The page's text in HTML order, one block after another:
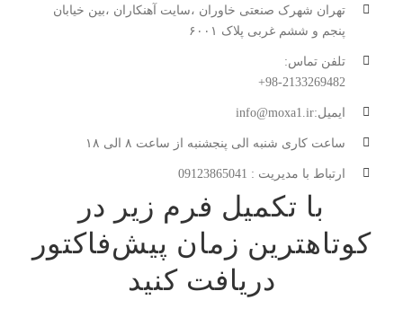
تهران شهرک صنعتی خاوران ،سایت آهنکاران ،بین خیابان
پنجم و ششم غربی پلاک ۶۰۰۱
تلفن تماس:
98-2133269482+
ایمیل:info@moxa1.ir
ساعت کاری شنبه الی پنجشنبه از ساعت ۸ الی ۱۸
ارتباط با مدیریت : 09123865041
با تکمیل فرم زیر در
کوتاهترین زمان پیش‌فاکتور
دریافت کنید